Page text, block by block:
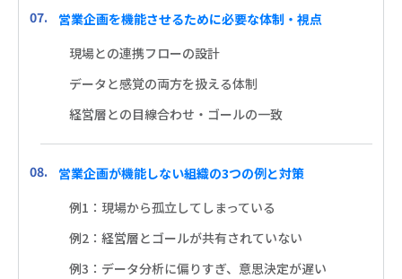
営業企画を機能させるために必要な体制・視点
現場との連携フローの設計
データと感覚の両方を扱える体制
経営層との目線合わせ・ゴールの一致
営業企画が機能しない組織の3つの例と対策
例1：現場から孤立してしまっている
例2：経営層とゴールが共有されていない
例3：データ分析に偏りすぎ、意思決定が遅い